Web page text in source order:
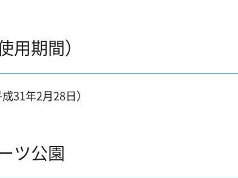
用期間）
31年2月28日）
ツ公園